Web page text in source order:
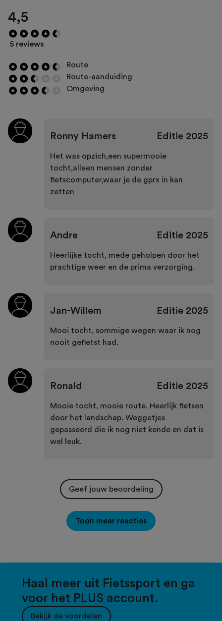
4,5
5 reviews
Route
Route-aanduiding
Omgeving
Ronny Hamers Editie2025
Het was opzich,een supermooie
tocht,alleen mensen zonder
fietscomputer,waar je de gprx in kan
zetten
Andre Editie2025
Heerlijke tocht, mede geholpen door het
prachtige weer en de prima verzorging.
Jan-Willem Editie2025
Mooi tocht, sommige wegen waar ik nog
nooit gefietst had.
Ronald Editie2025
Mooie tocht, mooie route. Heerlijk fietsen
door het landschap. Weggetjes
gepasseerd die ik nog niet kende en dat is
wel leuk.
Geef jouw beoordeling
Toon meer reacties
Haal meer uit Fietssport en ga
voor het PLUS account.
Bekijk de voordelen